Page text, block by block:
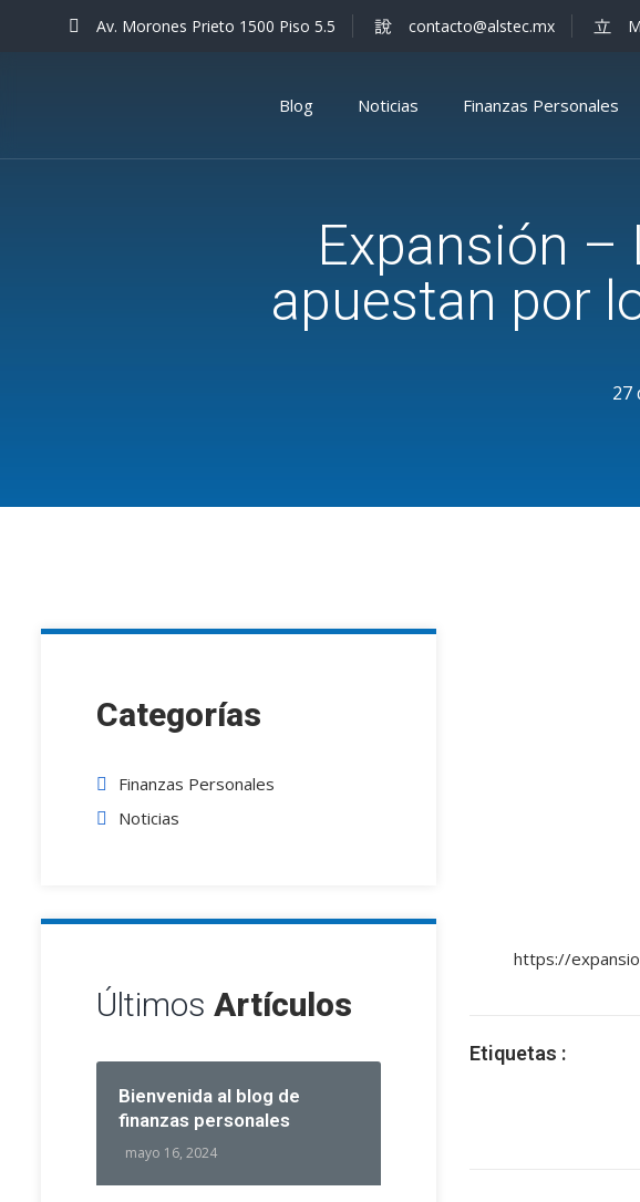
Av. Morones Prieto 1500 Piso 5.5 contacto@alstec.mx
Blog Noticias Finanzas Personales
Expansión –
apuestan por
27
Categorías
Finanzas Personales
Noticias
Últimos Artículos
Bienvenida al blog de
finanzas personales
mayo 16, 2024
https://
Etiquetas :